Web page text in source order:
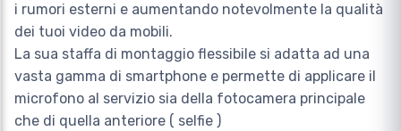
i rumori esterni e aumentando notevolmente la qualità
dei tuoi video da mobili.
La sua staffa di montaggio flessibile si adatta ad una
vasta gamma di smartphone e permette di applicare il
microfono al servizio sia della fotocamera principale
che di quella anteriore ( selfie )